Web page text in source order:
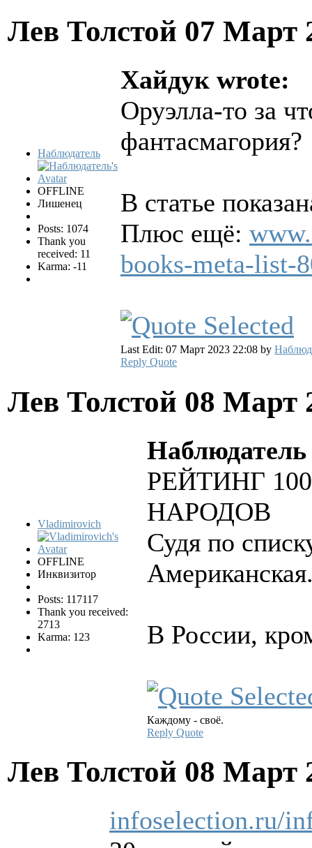
Лев Толстой 07 Март
Наблюдатель
OFFLINE
Лишенец
Posts: 1074
Thank you
received: 11
Karma: -11
Хайдук wrote:
Оруэлла-то за
фантасмагория?
В статье
Плюс ещё:
books-meta-list-
Last Edit: 07 Март 2023 22:08 by
Reply Quote
Лев Толстой 08 Март
Vladimirovich
OFFLINE
Инквизитор
Posts: 117117
Thank you received:
2713
Karma: 123
РЕЙТИНГ
НАРОДОВ
Судя по
В России,
Каждому - своё.
Reply Quote
Лев Толстой 08 Март
infoselection.ru/